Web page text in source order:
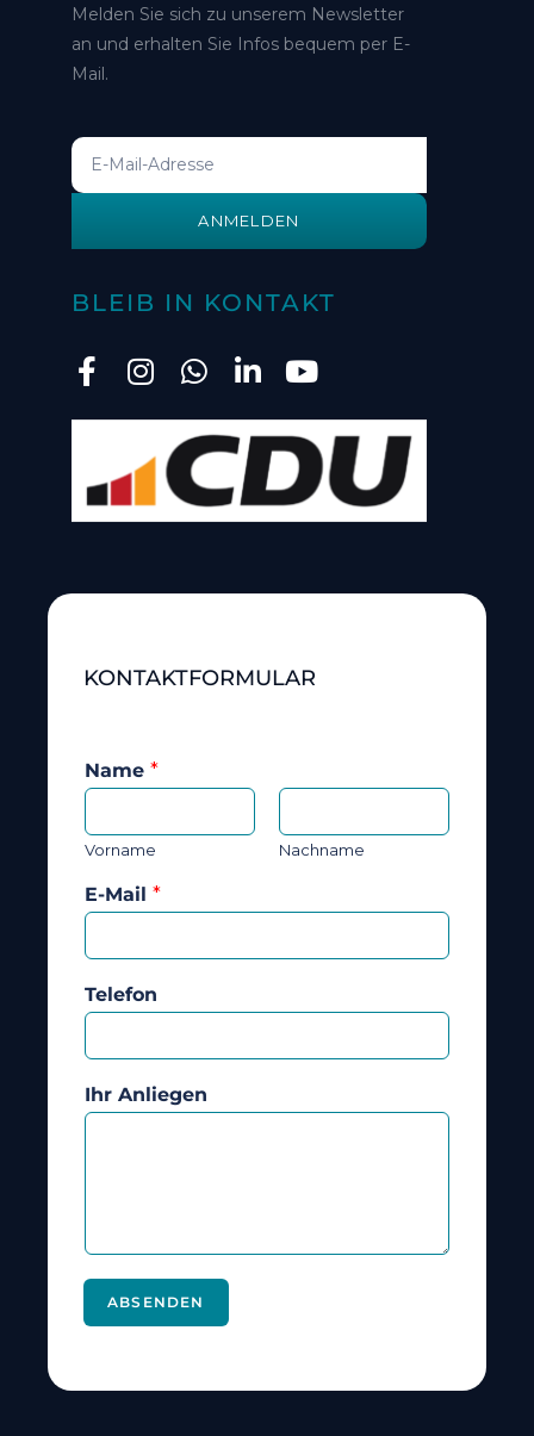
Melden Sie sich zu unserem Newsletter
an und erhalten Sie Infos bequem per E-
Mail.
ANMELDEN
BLEIB IN KONTAKT
KONTAKTFORMULAR
Name *
Vorname Nachname
E-Mail *
Telefon
Ihr Anliegen
ABSENDEN